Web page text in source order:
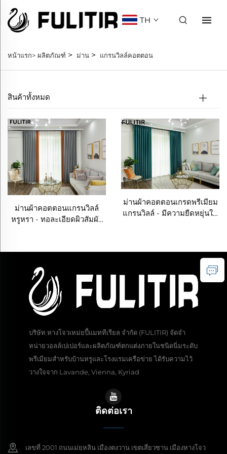
TH
หน้าแรก> ผลิตภัณฑ์ > ม่าน > แกรนวิลล์คอตตอน
สินค้าทั้งหมด
ม่านผ้าคอตตอนแกรนวิลล์
หรูหรา - ทอละเอียดผิวสัมผัส
หลัก
ม่านผ้าคอตตอนเกรดพรีเมียม
แกรนวิลล์ - มีความยืดหยุ่นใน
บริษัท หางโจวเหม่ยปี้แมททีเรียล จำกัด (FULITIR) จัดจำ
หน่ายวอลล์เปเปอร์และผลิตภัณฑ์ตกแต่งภายในชนิดนิ่มระดับ
พรีเมียมสำหรับบ้านหรูและโรงแรมเครือข่าย ได้รับความไว้
วางใจจาก Lavande, Vienna, Kyriad
ติดต่อเรา
เลขที่ 2001 ถนนเม่ยหลิน เมืองตงวาน เขตเสี่ยวซาน เมืองหางโจว